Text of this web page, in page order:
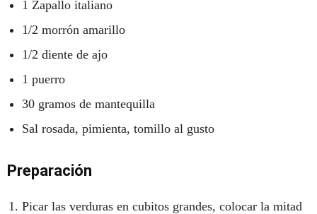
1 Zapallo italiano
1/2 morrón amarillo
1/2 diente de ajo
1 puerro
30 gramos de mantequilla
Sal rosada, pimienta, tomillo al gusto
Preparación
Picar las verduras en cubitos grandes, colocar la mitad